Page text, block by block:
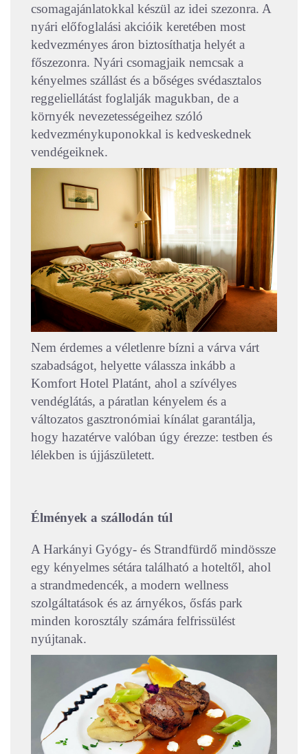
csomagajánlatokkal készül az idei szezonra. A
nyári előfoglalási akcióik keretében most
kedvezményes áron biztosíthatja helyét a
főszezonra. Nyári csomagjaik nemcsak a
kényelmes szállást és a bőséges svédasztalos
reggeliellátást foglalják magukban, de a
környék nevezetességeihez szóló
kedvezménykuponokkal is kedveskednek
vendégeiknek.
Nem érdemes a véletlenre bízni a várva várt
szabadságot, helyette válassza inkább a
Komfort Hotel Platánt, ahol a szívélyes
vendéglátás, a páratlan kényelem és a
változatos gasztronómiai kínálat garantálja,
hogy hazatérve valóban úgy érezze: testben és
lélekben is újjászületett.
Élmények a szállodán túl
A Harkányi Gyógy- és Strandfürdő mindössze
egy kényelmes sétára található a hoteltől, ahol
a strandmedencék, a modern wellness
szolgáltatások és az árnyékos, ősfás park
minden korosztály számára felfrissülést
nyújtanak.